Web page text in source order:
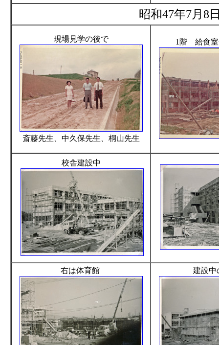
昭和47年7月
現場見学の後で
斎藤先生、中久保先生、桐山先生
1階 給食室
校舎建設中
右は体育館 建設中